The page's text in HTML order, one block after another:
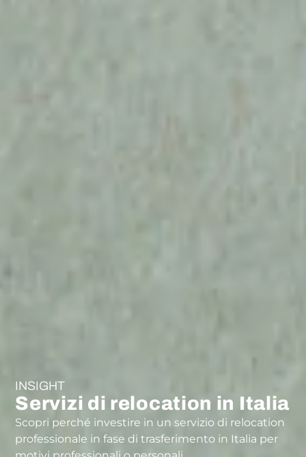
INSIGHT
Servizi di relocation in Italia
Scopri perché investire in un servizio di relocation
professionale in fase di trasferimento in Italia per